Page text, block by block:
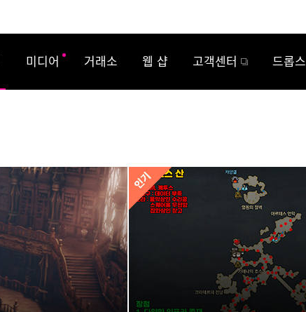
미디어 거래소 웹 샵 고객센터 드롭스